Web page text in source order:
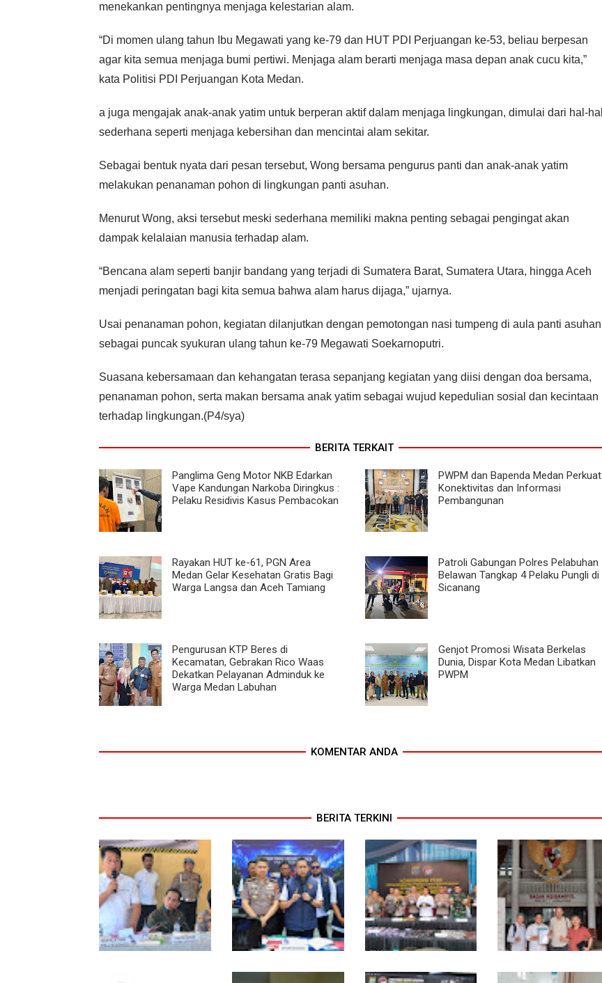
menekankan pentingnya menjaga kelestarian alam.
“Di momen ulang tahun Ibu Megawati yang ke-79 dan HUT PDI Perjuangan ke-53, beliau berpesan
agar kita semua menjaga bumi pertiwi. Menjaga alam berarti menjaga masa depan anak cucu kita,”
kata Politisi PDI Perjuangan Kota Medan.
a juga mengajak anak-anak yatim untuk berperan aktif dalam menjaga lingkungan, dimulai dari hal-hal
sederhana seperti menjaga kebersihan dan mencintai alam sekitar.
Sebagai bentuk nyata dari pesan tersebut, Wong bersama pengurus panti dan anak-anak yatim
melakukan penanaman pohon di lingkungan panti asuhan.
Menurut Wong, aksi tersebut meski sederhana memiliki makna penting sebagai pengingat akan
dampak kelalaian manusia terhadap alam.
“Bencana alam seperti banjir bandang yang terjadi di Sumatera Barat, Sumatera Utara, hingga Aceh
menjadi peringatan bagi kita semua bahwa alam harus dijaga,” ujarnya.
Usai penanaman pohon, kegiatan dilanjutkan dengan pemotongan nasi tumpeng di aula panti asuhan
sebagai puncak syukuran ulang tahun ke-79 Megawati Soekarnoputri.
Suasana kebersamaan dan kehangatan terasa sepanjang kegiatan yang diisi dengan doa bersama,
penanaman pohon, serta makan bersama anak yatim sebagai wujud kepedulian sosial dan kecintaan
terhadap lingkungan.(P4/sya)
BERITA TERKAIT
Panglima Geng Motor NKB Edarkan
Vape Kandungan Narkoba Diringkus :
Pelaku Residivis Kasus Pembacokan
PWPM dan Bapenda Medan Perkuat
Konektivitas dan Informasi
Pembangunan
Rayakan HUT ke-61, PGN Area
Medan Gelar Kesehatan Gratis Bagi
Warga Langsa dan Aceh Tamiang
Patroli Gabungan Polres Pelabuhan
Belawan Tangkap 4 Pelaku Pungli di
Sicanang
Pengurusan KTP Beres di
Kecamatan, Gebrakan Rico Waas
Dekatkan Pelayanan Adminduk ke
Warga Medan Labuhan
Genjot Promosi Wisata Berkelas
Dunia, Dispar Kota Medan Libatkan
PWPM
KOMENTAR ANDA
BERITA TERKINI
Polda Sumut Bongkar
Selama 300 Hari,
MIO Indonesia Sumut